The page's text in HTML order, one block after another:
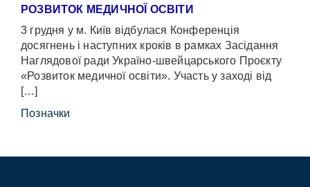
РОЗВИТОК МЕДИЧНОЇ ОСВІТИ
3 грудня у м. Київ відбулася Конференція
досягнень і наступних кроків в рамках Засідання
Наглядової ради Україно-швейцарського Проєкту
«Розвиток медичної освіти». Участь у заході від
[…]
Позначки